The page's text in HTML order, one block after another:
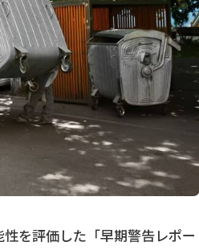
を評価した「早期警告レポー